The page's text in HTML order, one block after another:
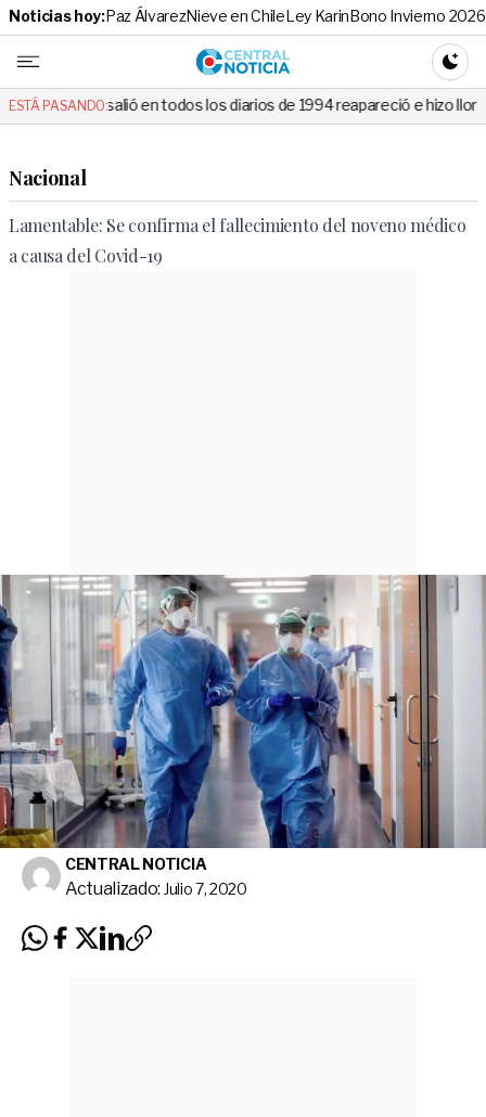
Noticias hoy:Paz ÁlvarezNieve en ChileLey KarinBono Invierno 2026
Central
ESTÁ PASANDO:
salió en todos los diarios de 1994 reapareció e hizo llorar a todos en
Nacional
Lamentable: Se confirma el fallecimiento del noveno médico
a causa del Covid-19
CENTRAL NOTICIA
Actualizado: Julio 7, 2020